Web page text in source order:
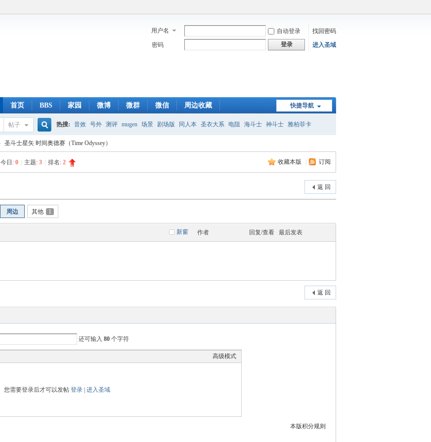
用户名 自动登录
找回密码
密码
登录 进入圣域
快捷导航
首页 BBS 家园 微博 微群 微信 周边收藏
帖子
搜
热搜: 音效 号外 测评 mugen 场景 剧场版 同人本 圣衣大系 电阻 海斗士 神斗士 雅柏菲卡
蓝光版 白羊 冥王神话
圣斗士星矢 时间奥德赛（Time Odyssey）
收藏本版 订阅
今日: 0 主题: 3 排名: 2
返 回
周边 其他 1
新窗 作者 回复/查看 最后发表
返 回
还可输入 80 个字符
高级模式
您需要登录后才可以发帖 登录| 进入圣域
本版积分规则